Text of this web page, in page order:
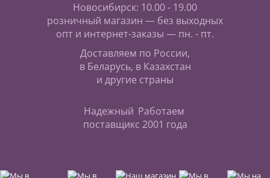
Новосибирск: 10.00 - 19.00
розничный магазин — без выходных
опт и интернет-заказы — пн. - пт.
Доставляем по России,
в Беларусь, в Казахстан
и другие страны
Надежный
поставщик
Работаем
с 2001 года